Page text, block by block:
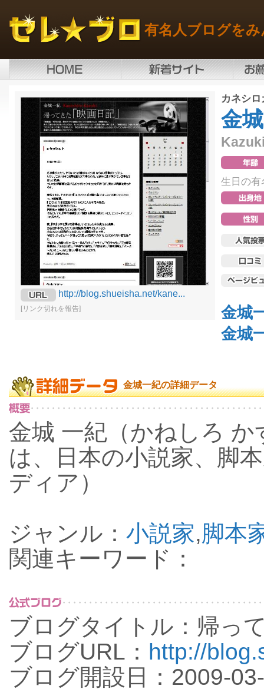
有名人ブログを
http://blog.shueisha.net/kane...
[リンク切れを報告]
カネシ
金
生日の有
金城
金城
金城一紀の詳細データ
金城 一紀（かねしろ
は、日本の小説家、脚
ディア）
ジャンル： 小説家,脚本
関連キーワード：
ブログタイトル：帰っ
ブログURL： http://
ブログ開設日：2009-